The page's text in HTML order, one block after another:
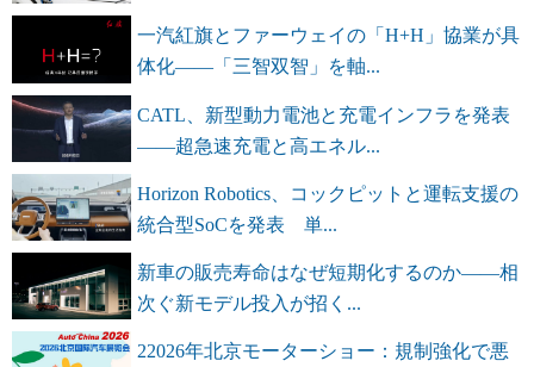
一汽紅旗とファーウェイの「H+H」協業が具
体化――「三智双智」を軸...
CATL、新型動力電池と充電インフラを発表
――超急速充電と高エネル...
Horizon Robotics、コックピットと運転支援の
統合型SoCを発表 単...
新車の販売寿命はなぜ短期化するのか――相
次ぐ新モデル投入が招く...
22026年北京モーターショー：規制強化で悪